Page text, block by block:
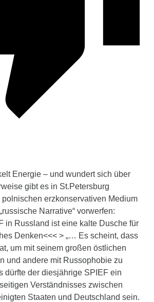
Energie – und wundert sich über
gibt es in St.Petersburg
erzkonservativen Medium
Narrative“ vorwerfen:
in Russland ist eine kalte Dusche für
Denken<<< > „… Es scheint, dass
um mit seinem großen östlichen
und andere mit Russophobie zu
dürfte der diesjährige SPIEF ein
Verständnisses zwischen
Staaten und Deutschland sein.